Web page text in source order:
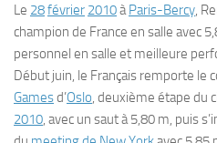
Le 28février 2010àParis-Bercy,
champion de France en salle avec
personnel en salle et meilleure
Début juin, le Français remporte le
Gamesd’Oslo, deuxième étape du
2010, avec un saut à 5,80 m, puis